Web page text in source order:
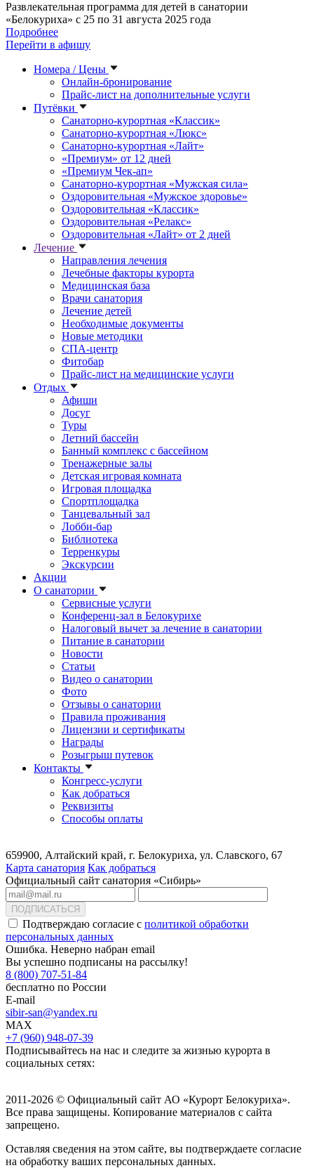
Развлекательная программа для детей в санатории
«Белокуриха» с 25 по 31 августа 2025 года
Подробнее
Перейти в афишу
Номера / Цены
Онлайн-бронирование
Прайс-лист на дополнительные услуги
Путёвки
Санаторно-курортная «Классик»
Санаторно-курортная «Люкс»
Санаторно-курортная «Лайт»
«Премиум» от 12 дней
«Премиум Чек-ап»
Санаторно-курортная «Мужская сила»
Оздоровительная «Мужское здоровье»
Оздоровительная «Классик»
Оздоровительная «Релакс»
Оздоровительная «Лайт» от 2 дней
Лечение
Направления лечения
Лечебные факторы курорта
Медицинская база
Врачи санатория
Лечение детей
Необходимые документы
Новые методики
СПА-центр
Фитобар
Прайс-лист на медицинские услуги
Отдых
Афиши
Досуг
Туры
Летний бассейн
Банный комплекс с бассейном
Тренажерные залы
Детская игровая комната
Игровая площадка
Спортплощадка
Танцевальный зал
Лобби-бар
Библиотека
Терренкуры
Экскурсии
Акции
О санатории
Сервисные услуги
Конференц-зал в Белокурихе
Налоговый вычет за лечение в санатории
Питание в санатории
Новости
Статьи
Видео о санатории
Фото
Отзывы о санатории
Правила проживания
Лицензии и сертификаты
Награды
Розыгрыш путевок
Контакты
Конгресс-услуги
Как добраться
Реквизиты
Способы оплаты
659900, Алтайский край, г. Белокуриха, ул. Славского, 67
Карта санатория Как добраться
Официальный сайт санатория «Сибирь»
ПОДПИСАТЬСЯ
Подтверждаю согласие с политикой обработки
персональных данных
Ошибка. Неверно набран email
Вы успешно подписаны на рассылку!
8 (800) 707-51-84
бесплатно по России
E-mail
sibir-san@yandex.ru
MAX
+7 (960) 948-07-39
Подписывайтесь на нас и следите за жизнью курорта в
социальных сетях:
2011-2026 © Официальный сайт АО «Курорт Белокуриха».
Все права защищены. Копирование материалов с сайта
запрещено.
Оставляя сведения на этом сайте, вы подтверждаете согласие
на обработку ваших персональных данных.